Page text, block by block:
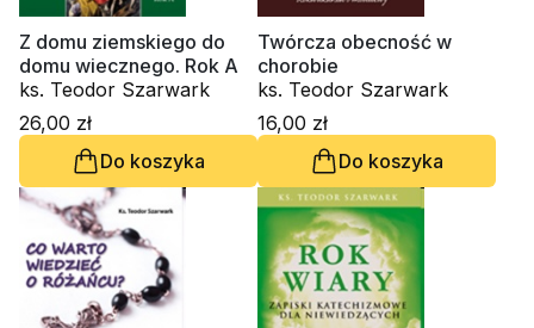
Z domu ziemskiego do
domu wiecznego. Rok A
ks. Teodor Szarwark
26,00 zł
Do koszyka
Twórcza obecność w
chorobie
ks. Teodor Szarwark
16,00 zł
Do koszyka